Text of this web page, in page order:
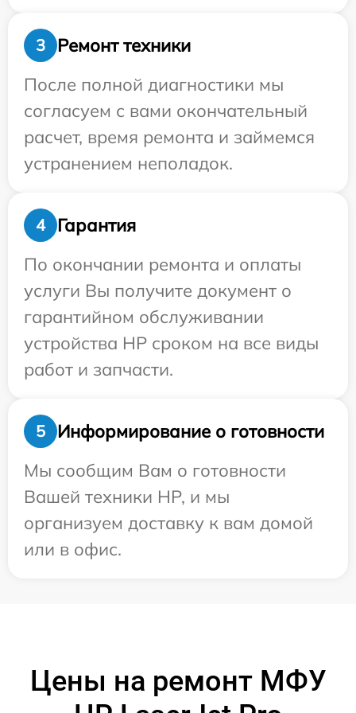
3
Ремонт техники
После полной диагностики мы
согласуем с вами окончательный
расчет, время ремонта и займемся
устранением неполадок.
4
Гарантия
По окончании ремонта и оплаты
услуги Вы получите документ о
гарантийном обслуживании
устройства HP сроком на все виды
работ и запчасти.
5
Информирование о готовности
Мы сообщим Вам о готовности
Вашей техники HP, и мы
организуем доставку к вам домой
или в офис.
Цены на ремонт МФУ